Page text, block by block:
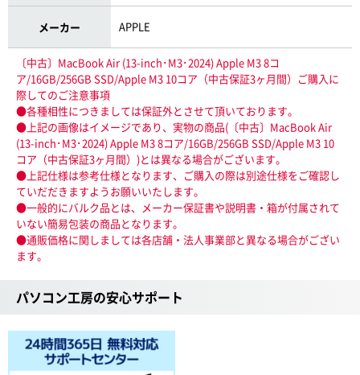
メーカー APPLE
〔中古〕MacBook Air (13-inch･M3･2024) Apple M3 8コ
ア/16GB/256GB SSD/Apple M3 10コア（中古保証3ヶ月間）ご購入に
際してのご注意事項
●各種相性につきましては保証外とさせて頂いております。
●上記の画像はイメージであり、実物の商品(〔中古〕MacBook Air
(13-inch･M3･2024) Apple M3 8コア/16GB/256GB SSD/Apple M3 10
コア（中古保証3ヶ月間）)とは異なる場合がございます。
●上記仕様は参考仕様となります、ご購入の際は別途仕様をご確認し
ていだだきますようお願いいたします。
●一般的にバルク品とは、メーカー保証書や説明書・箱が付属されて
いない簡易包装の商品となります。
●通販価格に関しましては各店舗・法人事業部と異なる場合がござい
ます。
パソコン工房の安心サポート